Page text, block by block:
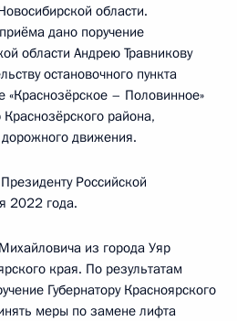
области.
дано поручение
области Андрею Травникову
остановочного пункта
«Краснозёрское – Половинное»
района,
движения.
Российской
2022 года.
из города Уяр
края. По результатам
Губернатору Красноярского
меры по замене лифта